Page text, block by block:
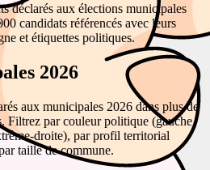
déclarés aux élections municipales
candidats référencés avec leurs
et étiquettes politiques.
2026
aux municipales 2026 dans plus de
Filtrez par couleur politique (gauche,
droite), par profil territorial
taille de commune.